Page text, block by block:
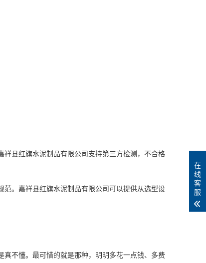
县红旗水泥制品有限公司支持第三方检测，不合格
。嘉祥县红旗水泥制品有限公司可以提供从选型设
不懂。最可惜的就是那种，明明多花一点钱、多费
在
线
客
服